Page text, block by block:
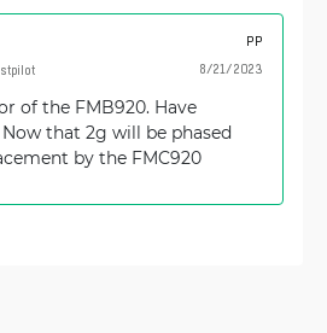
PP
8/21/2023
of the FMB920. Have
that 2g will be phased
by the FMC920